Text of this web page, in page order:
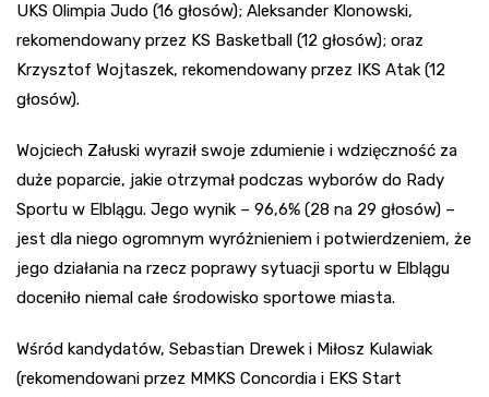
UKS Olimpia Judo (16 głosów); Aleksander Klonowski,
rekomendowany przez KS Basketball (12 głosów); oraz
Krzysztof Wojtaszek, rekomendowany przez IKS Atak (12
głosów).
Wojciech Załuski wyraził swoje zdumienie i wdzięczność za
duże poparcie, jakie otrzymał podczas wyborów do Rady
Sportu w Elblągu. Jego wynik – 96,6% (28 na 29 głosów) –
jest dla niego ogromnym wyróżnieniem i potwierdzeniem, że
jego działania na rzecz poprawy sytuacji sportu w Elblągu
doceniło niemal całe środowisko sportowe miasta.
Wśród kandydatów, Sebastian Drewek i Miłosz Kulawiak
(rekomendowani przez MMKS Concordia i EKS Start